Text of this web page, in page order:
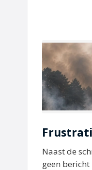
Naast de
geen bericht